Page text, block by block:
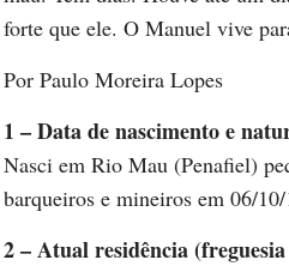
forte que ele. O Manuel vive
Por Paulo Moreira Lopes
1 – Data de nascimento e
Nasci em Rio Mau (Penafiel)
barqueiros e mineiros em 06/
2 – Atual residência (freguesia